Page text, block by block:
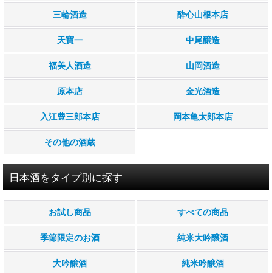
大吟醸酒
1.8Ｌ(一升瓶)
720ml(四合瓶)
小容器入り
贈り物(ギフト)
三輪酒造 酔心山根本店
天寶一 中尾醸造
福美人酒造 山岡酒造
原本店 金光酒造
入江豊三郎本店 岡本亀太郎本店
その他の酒蔵
日本酒をタイプ別に探す
お試し商品 すべての商品
季節限定のお酒 純米大吟醸酒
大吟醸酒 純米吟醸酒